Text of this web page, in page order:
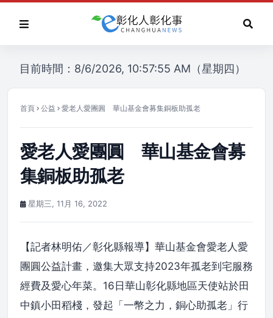
目前時間：8/6/2026, 10:57:55 AM（星期四）
首頁 公益 愛老人愛團圓 華山基金會募集銅板助孤老
愛老人愛團圓 華山基金會募
集銅板助孤老
星期三, 11月 16, 2022
【記者林明佑／彰化縣報導】華山基金會愛老人愛
團圓公益計畫，邀集大眾支持2023年孤老到宅服務
經費及愛心年菜。16日華山彰化縣地區天使站於田
中鎮小田稻棧，發起「一幣之力，銅心助孤老」行